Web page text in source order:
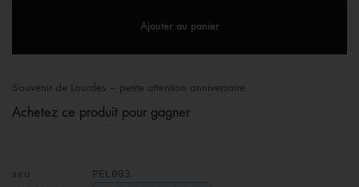
Ajouter au panier
Souvenir de Lourdes – petite attention anniversaire.
Achetez ce produit pour gagner
SKU PEL003